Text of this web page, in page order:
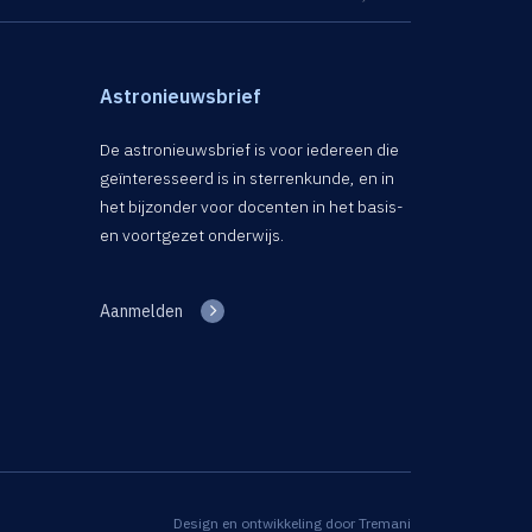
Astronieuwsbrief
De astronieuwsbrief is voor iedereen die
geïnteresseerd is in sterrenkunde, en in
het bijzonder voor docenten in het basis-
en voortgezet onderwijs.
Aanmelden
Design en ontwikkeling door Tremani